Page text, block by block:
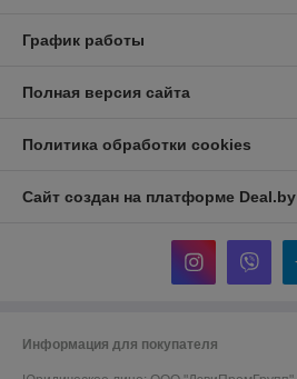
График работы
Полная версия сайта
Политика обработки cookies
Сайт создан на платформе Deal.by
Информация для покупателя